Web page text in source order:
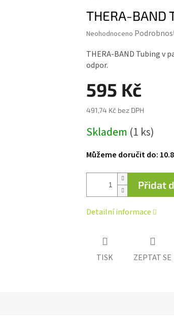
THERA-
Průměrné
produktu
0,0
hvězdiček.
Neohodnoceno
THERA-BAND Tubing v
odpor.
595 Kč
491,74 Kč bez DPH
cena:
Skladem (1 ks)
Můžeme doručit do:
Přidat
Detailní informace
TISK ZEPTAT SE